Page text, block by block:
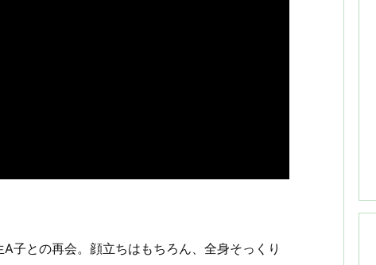
子との再会。顔立ちはもちろん、全身そっくり